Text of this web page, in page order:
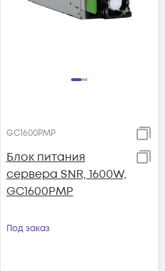
GC1600PMP
Блок питания
сервера SNR, 1600W,
GC1600PMP
Под заказ